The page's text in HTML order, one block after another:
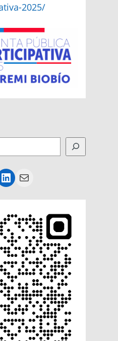
2025/
LinkedIn
Mail